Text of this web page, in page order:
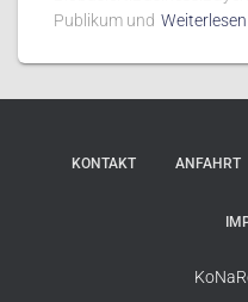
Publikum und Weiterlesen
KONTAKT ANFAHRT